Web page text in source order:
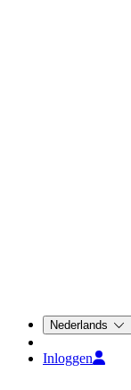
Nederlands
Inloggen